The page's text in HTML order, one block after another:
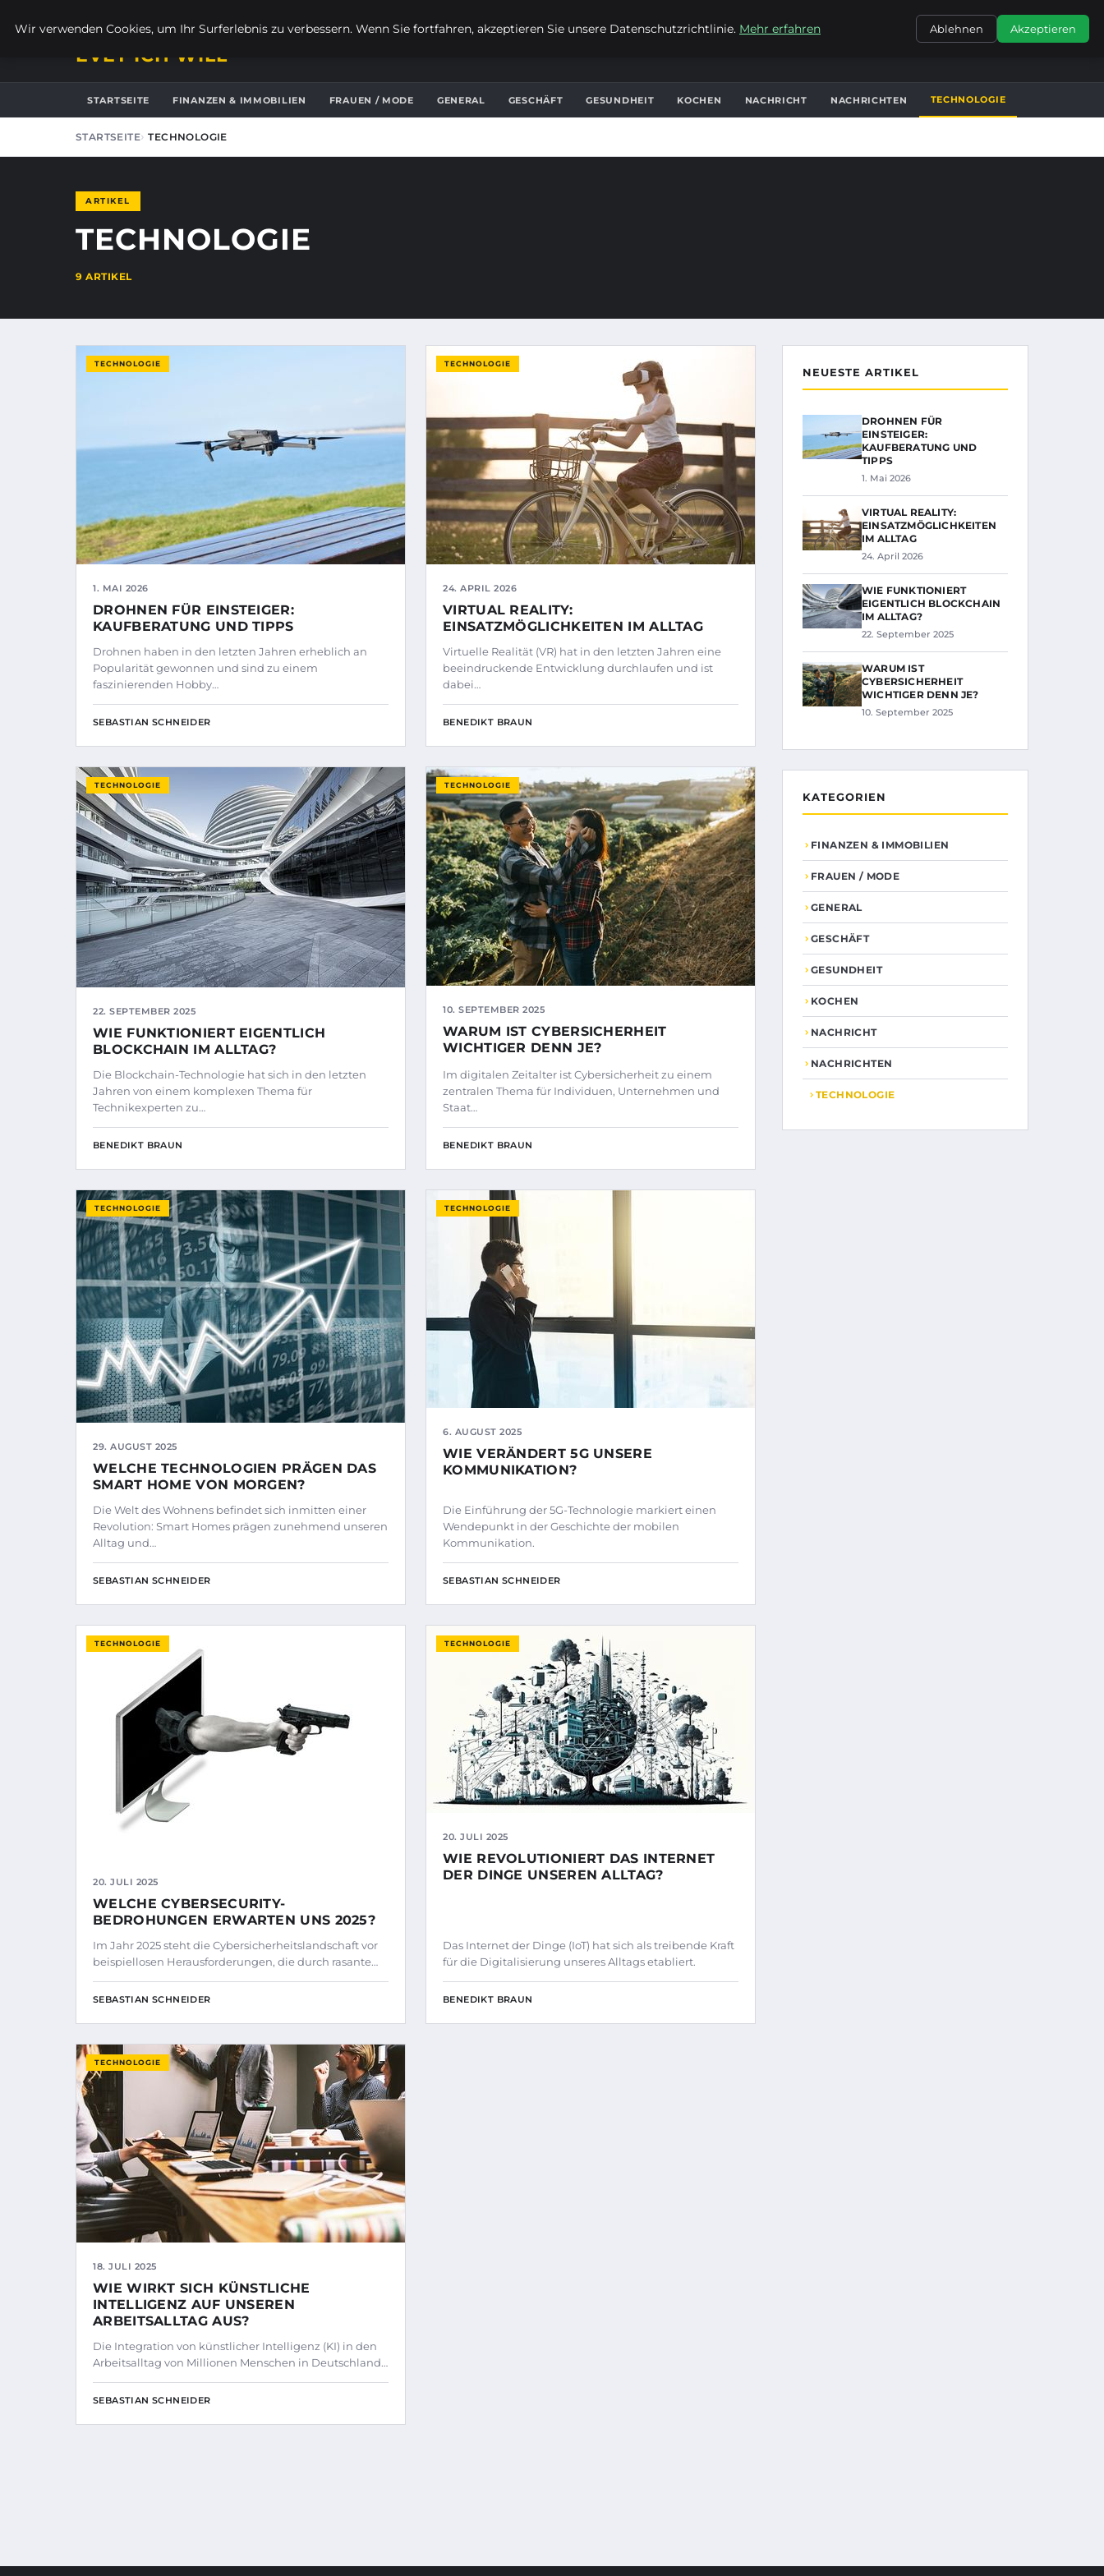
KONTAKT
EVET ICH WILL
STARTSEITE FINANZEN & IMMOBILIEN FRAUEN / MODE GENERAL GESCHÄFT GESUNDHEIT KOCHEN NACHRICHT NACHRICHTEN TECHNOLOGIE
STARTSEITE TECHNOLOGIE
ARTIKEL
TECHNOLOGIE
9 ARTIKEL
TECHNOLOGIE
1. MAI 2026
DROHNEN FÜR EINSTEIGER:
KAUFBERATUNG UND TIPPS
Drohnen haben in den letzten Jahren erheblich an
Popularität gewonnen und sind zu einem
faszinierenden Hobby…
SEBASTIAN SCHNEIDER
TECHNOLOGIE
24. APRIL 2026
VIRTUAL REALITY:
EINSATZMÖGLICHKEITEN IM ALLTAG
Virtuelle Realität (VR) hat in den letzten Jahren eine
beeindruckende Entwicklung durchlaufen und ist
dabei…
BENEDIKT BRAUN
TECHNOLOGIE
22. SEPTEMBER 2025
WIE FUNKTIONIERT EIGENTLICH
BLOCKCHAIN IM ALLTAG?
Die Blockchain-Technologie hat sich in den letzten
Jahren von einem komplexen Thema für
Technikexperten zu…
BENEDIKT BRAUN
TECHNOLOGIE
10. SEPTEMBER 2025
WARUM IST CYBERSICHERHEIT
WICHTIGER DENN JE?
Im digitalen Zeitalter ist Cybersicherheit zu einem
zentralen Thema für Individuen, Unternehmen und
Staat…
BENEDIKT BRAUN
TECHNOLOGIE
29. AUGUST 2025
WELCHE TECHNOLOGIEN PRÄGEN DAS
SMART HOME VON MORGEN?
Die Welt des Wohnens befindet sich inmitten einer
Revolution: Smart Homes prägen zunehmend unseren
Alltag und…
SEBASTIAN SCHNEIDER
TECHNOLOGIE
6. AUGUST 2025
WIE VERÄNDERT 5G UNSERE
KOMMUNIKATION?
Die Einführung der 5G-Technologie markiert einen
Wendepunkt in der Geschichte der mobilen
Kommunikation.
SEBASTIAN SCHNEIDER
TECHNOLOGIE
20. JULI 2025
WELCHE CYBERSECURITY-
BEDROHUNGEN ERWARTEN UNS 2025?
Im Jahr 2025 steht die Cybersicherheitslandschaft vor
beispiellosen Herausforderungen, die durch rasante…
SEBASTIAN SCHNEIDER
TECHNOLOGIE
20. JULI 2025
WIE REVOLUTIONIERT DAS INTERNET
DER DINGE UNSEREN ALLTAG?
Das Internet der Dinge (IoT) hat sich als treibende Kraft
für die Digitalisierung unseres Alltags etabliert.
BENEDIKT BRAUN
TECHNOLOGIE
18. JULI 2025
WIE WIRKT SICH KÜNSTLICHE
INTELLIGENZ AUF UNSEREN
ARBEITSALLTAG AUS?
Die Integration von künstlicher Intelligenz (KI) in den
Arbeitsalltag von Millionen Menschen in Deutschland…
SEBASTIAN SCHNEIDER
NEUESTE ARTIKEL
DROHNEN FÜR
EINSTEIGER:
KAUFBERATUNG UND
TIPPS
1. Mai 2026
VIRTUAL REALITY:
EINSATZMÖGLICHKEITEN
IM ALLTAG
24. April 2026
WIE FUNKTIONIERT
EIGENTLICH BLOCKCHAIN
IM ALLTAG?
22. September 2025
WARUM IST
CYBERSICHERHEIT
WICHTIGER DENN JE?
10. September 2025
KATEGORIEN
FINANZEN & IMMOBILIEN
FRAUEN / MODE
GENERAL
GESCHÄFT
GESUNDHEIT
KOCHEN
NACHRICHT
NACHRICHTEN
TECHNOLOGIE
Wir verwenden Cookies, um Ihr Surferlebnis zu verbessern. Wenn Sie fortfahren, akzeptieren Sie unsere Datenschutzrichtlinie. Mehr erfahren Ablehnen Akzeptieren